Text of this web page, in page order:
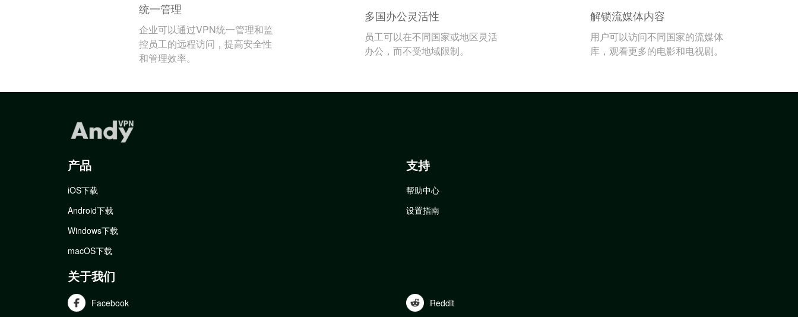
统一管理
企业可以通过VPN统一管理和监
控员工的远程访问，提高安全性
和管理效率。
多国办公灵活性
员工可以在不同国家或地区灵活
办公，而不受地域限制。
解锁流媒体内容
用户可以访问不同国家的流媒体
库，观看更多的电影和电视剧。
产品
iOS下载
Android下载
Windows下载
macOS下载
支持
帮助中心
设置指南
关于我们
Facebook Reddit